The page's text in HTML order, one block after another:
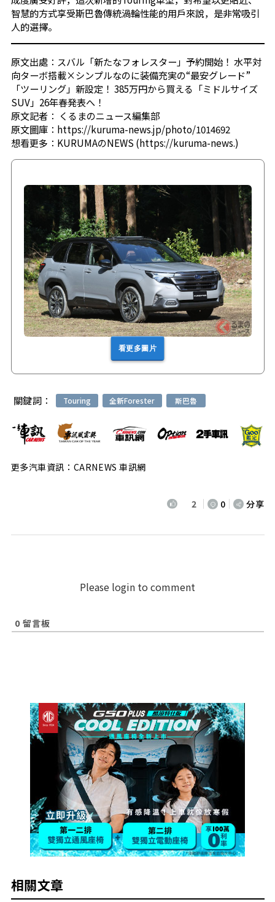
智慧的方式享受斯巴魯傳統渦輪性能的用戶來說，是非常吸引
人的選擇。
原文出處： スバル「新たなフォレスター」予約開始！ 水平対
向ターボ搭載×シンプルなのに装備充実の“最安グレード”
「ツーリング」新設定！ 385万円から買える「ミドルサイズ
SUV」26年春発表へ！
原文記者： くるまのニュース編集部
原文圖庫： https://kuruma-news.jp/photo/1014692
想看更多： KURUMAのNEWS (https://kuruma-news.)
看更多圖片
關鍵詞： Touring 全新Forester 斯巴魯
更多汽車資訊：CARNEWS 車訊網
2 0 分享
Please login to comment
0 留言板
相關文章